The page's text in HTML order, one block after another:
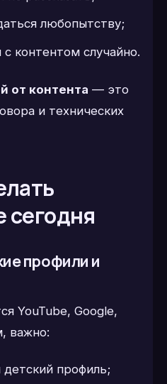
любопытству;
контентом случайно.
от контента — это
и технических
сегодня
профили и
YouTube, Google,
важно:
профиль;